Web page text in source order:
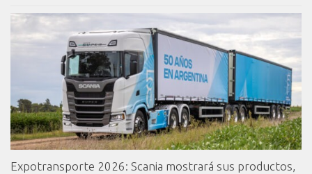
Expotransporte 2026: Scania mostrará sus productos,